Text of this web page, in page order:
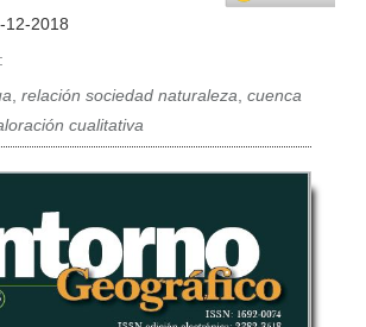
12-2018
,relación sociedad naturaleza,cuenca
cualitativa